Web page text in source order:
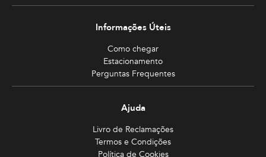
Informações Úteis
Como chegar
Estacionamento
Perguntas Frequentes
Ajuda
Livro de Reclamações
Termos e Condições
Política de Cookies